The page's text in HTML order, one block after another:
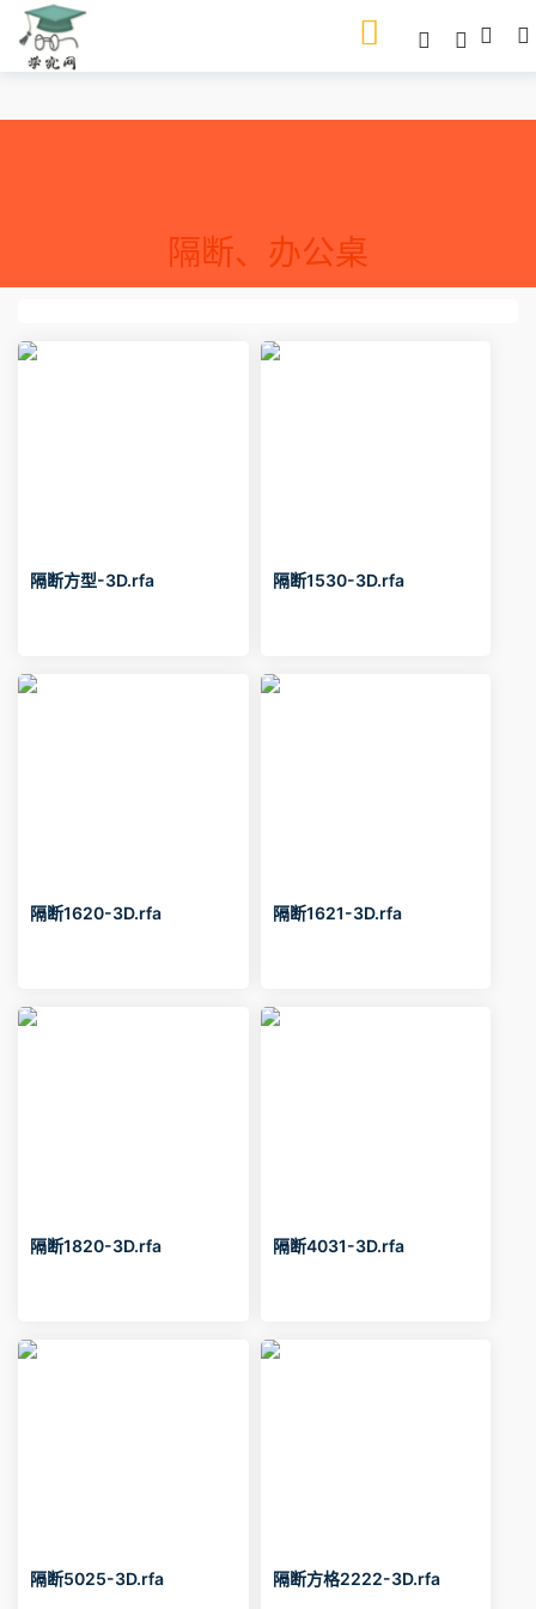
隔断、办公桌
隔断方型-3D.rfa 隔断1530-3D.rfa
隔断1620-3D.rfa 隔断1621-3D.rfa
隔断1820-3D.rfa 隔断4031-3D.rfa
隔断5025-3D.rfa 隔断方格2222-3D.rfa